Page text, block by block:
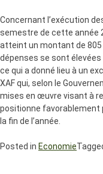
Concernant l’exécution
semestre de cette année
atteint un montant de 805
dépenses se sont élevées
ce qui a donné lieu à un
XAF qui, selon le
mises en œuvre visant à
positionne favorablement
la fin de l’année.
Posted in Economie